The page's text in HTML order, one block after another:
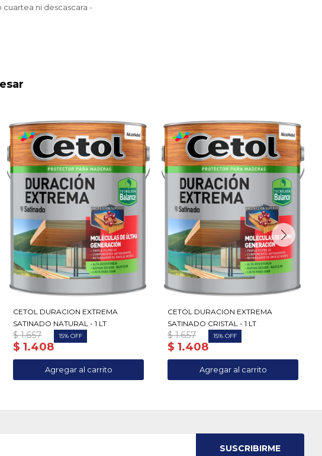
cuartea ni descascara -
CETOL DURACION EXTREMA
SATINADO NATURAL - 1 LT
$ 1.408
$ 1.657 15
CETOL DURACION EXTREMA
SATINADO CRISTAL - 1 LT
$ 1.408
$ 1.657 15
SUSCRIBIRME